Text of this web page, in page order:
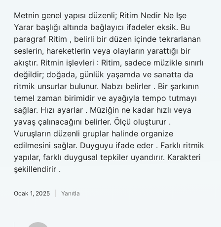
Metnin genel yapısı düzenli; Ritim Nedir Ne Işe
Yarar başlığı altında bağlayıcı ifadeler eksik. Bu
paragraf Ritim , belirli bir düzen içinde tekrarlanan
seslerin, hareketlerin veya olayların yarattığı bir
akıştır. Ritmin işlevleri : Ritim, sadece müzikle sınırlı
değildir; doğada, günlük yaşamda ve sanatta da
ritmik unsurlar bulunur. Nabzı belirler . Bir şarkının
temel zaman birimidir ve ayağıyla tempo tutmayı
sağlar. Hızı ayarlar . Müziğin ne kadar hızlı veya
yavaş çalınacağını belirler. Ölçü oluşturur .
Vuruşların düzenli gruplar halinde organize
edilmesini sağlar. Duyguyu ifade eder . Farklı ritmik
yapılar, farklı duygusal tepkiler uyandırır. Karakteri
şekillendirir .
Ocak 1, 2025 Yanıtla